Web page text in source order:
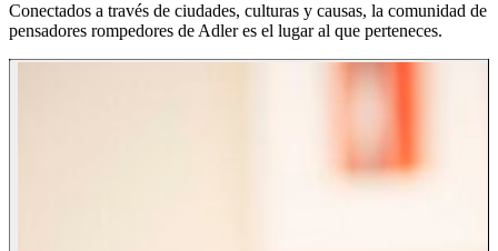
Conectados a través de ciudades, culturas y causas, la comunidad de
pensadores rompedores de Adler es el lugar al que perteneces.